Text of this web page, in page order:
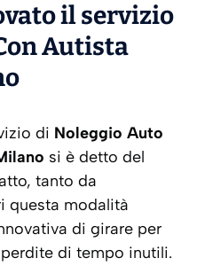
il servizio
Autista
di Noleggio Auto
si è detto del
tanto da
questa modalità
di girare per
di tempo inutili.